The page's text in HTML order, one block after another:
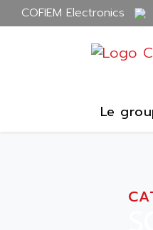
COFIEM Electronics
Le